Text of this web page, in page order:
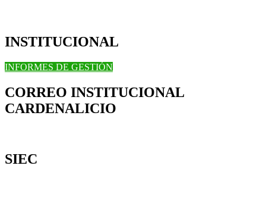
INSTITUCIONAL
INFORMES DE GESTIÓN
CORREO INSTITUCIONAL
CARDENALICIO
SIEC